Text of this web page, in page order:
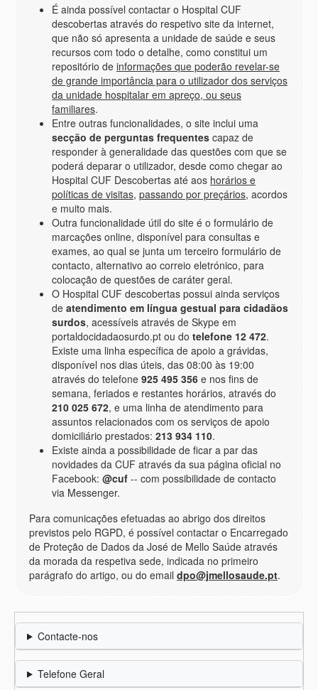
É ainda possível contactar o Hospital CUF
descobertas através do respetivo site da internet,
que não só apresenta a unidade de saúde e seus
recursos com todo o detalhe, como constitui um
repositório de informações que poderão revelar-se
de grande importância para o utilizador dos serviços
da unidade hospitalar em apreço, ou seus
familiares.
Entre outras funcionalidades, o site inclui uma
secção de perguntas frequentes capaz de
responder à generalidade das questões com que se
poderá deparar o utilizador, desde como chegar ao
Hospital CUF Descobertas até aos horários e
políticas de visitas, passando por preçários, acordos
e muito mais.
Outra funcionalidade útil do site é o formulário de
marcações online, disponível para consultas e
exames, ao qual se junta um terceiro formulário de
contacto, alternativo ao correio eletrónico, para
colocação de questões de caráter geral.
O Hospital CUF descobertas possui ainda serviços
de atendimento em língua gestual para cidadãos
surdos, acessíveis através de Skype em
portaldocidadaosurdo.pt ou do telefone 12 472.
Existe uma linha específica de apoio a grávidas,
disponível nos dias úteis, das 08:00 às 19:00
através do telefone 925 495 356 e nos fins de
semana, feriados e restantes horários, através do
210 025 672, e uma linha de atendimento para
assuntos relacionados com os serviços de apoio
domiciliário prestados: 213 934 110.
Existe ainda a possibilidade de ficar a par das
novidades da CUF através da sua página oficial no
Facebook: @cuf -- com possibilidade de contacto
via Messenger.
Para comunicações efetuadas ao abrigo dos direitos
previstos pelo RGPD, é possível contactar o Encarregado
de Proteção de Dados da José de Mello Saúde através
da morada da respetiva sede, indicada no primeiro
parágrafo do artigo, ou do email dpo@jmellosaude.pt.
Contacte-nos
Telefone Geral